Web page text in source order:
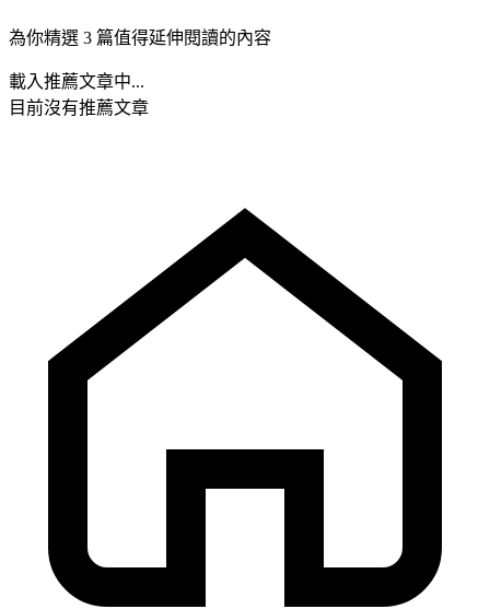
為你精選 3 篇值得延伸閱讀的內容
載入推薦文章中...
目前沒有推薦文章